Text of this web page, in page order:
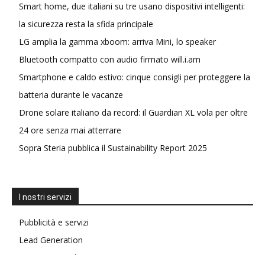
Smart home, due italiani su tre usano dispositivi intelligenti:
la sicurezza resta la sfida principale
LG amplia la gamma xboom: arriva Mini, lo speaker
Bluetooth compatto con audio firmato will.i.am
Smartphone e caldo estivo: cinque consigli per proteggere la
batteria durante le vacanze
Drone solare italiano da record: il Guardian XL vola per oltre
24 ore senza mai atterrare
Sopra Steria pubblica il Sustainability Report 2025
I nostri servizi
Pubblicità e servizi
Lead Generation